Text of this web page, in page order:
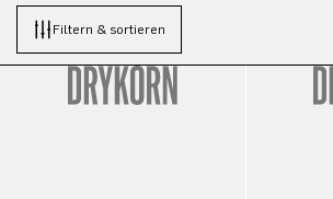
Filtern & sortieren